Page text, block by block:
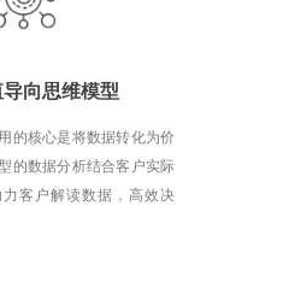
向思维模型
的核心是将数据转化为价
的数据分析结合客户实际
客户解读数据，高效决